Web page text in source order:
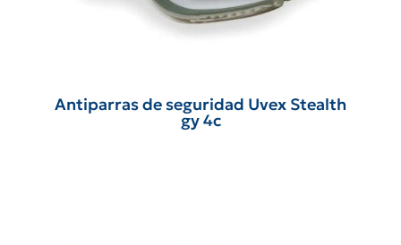
Antiparras de seguridad Uvex Stealth
gy 4c